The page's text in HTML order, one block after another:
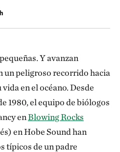
Y avanzan
un peligroso recorrido hacia
en el océano. Desde
1980, el equipo de biólogos
enBlowing Rocks
en Hobe Sound han
típicos de un padre